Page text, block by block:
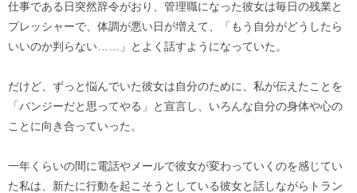
仕事である日突然辞令がおり、管理職になった彼女は毎日の残業と
プレッシャーで、体調が悪い日が増えて、「もう自分がどうしたら
いいのか判らない……」とよく話すようになっていた。
だけど、ずっと悩んでいた彼女は自分のために、私が伝えたことを
「バンジーだと思ってやる」と宣言し、いろんな自分の身体や心の
ことに向き合っていった。
一年くらいの間に電話やメールで彼女が変わっていくのを感じてい
た私は、新たに行動を起こそうとしている彼女と話しながらトラン